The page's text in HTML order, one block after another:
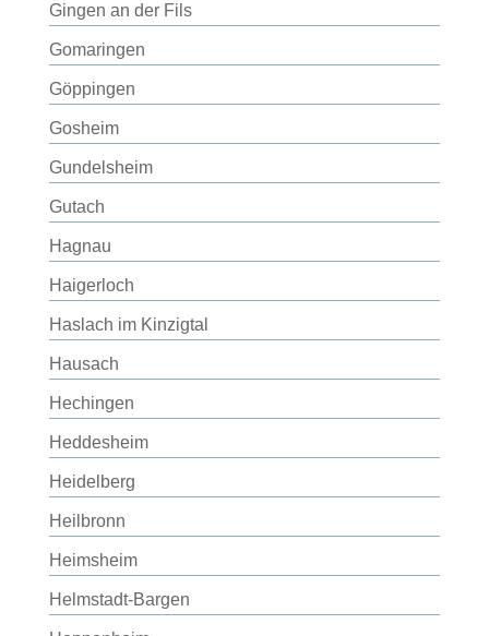
Gingen an der Fils
Gomaringen
Göppingen
Gosheim
Gundelsheim
Gutach
Hagnau
Haigerloch
Haslach im Kinzigtal
Hausach
Hechingen
Heddesheim
Heidelberg
Heilbronn
Heimsheim
Helmstadt-Bargen